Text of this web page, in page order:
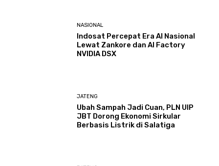
NASIONAL
Indosat Percepat Era AI Nasional
Lewat Zankore dan AI Factory
NVIDIA DSX
JATENG
Ubah Sampah Jadi Cuan, PLN UIP
JBT Dorong Ekonomi Sirkular
Berbasis Listrik di Salatiga